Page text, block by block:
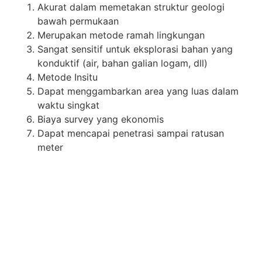
Akurat dalam memetakan struktur geologi
bawah permukaan
Merupakan metode ramah lingkungan
Sangat sensitif untuk eksplorasi bahan yang
konduktif (air, bahan galian logam, dll)
Metode Insitu
Dapat menggambarkan area yang luas dalam
waktu singkat
Biaya survey yang ekonomis
Dapat mencapai penetrasi sampai ratusan
meter